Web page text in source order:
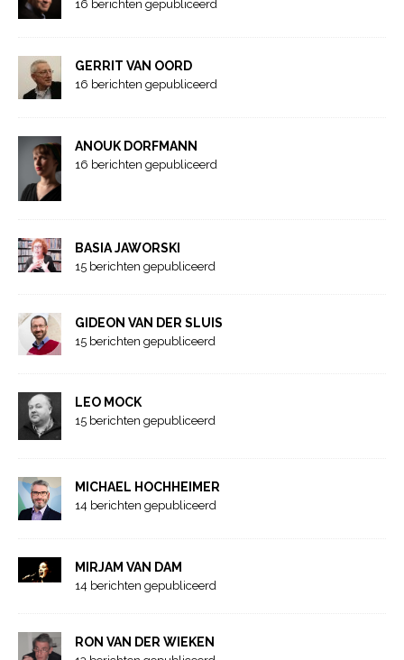
16 berichten gepubliceerd
GERRIT VAN OORD
16 berichten gepubliceerd
ANOUK DORFMANN
16 berichten gepubliceerd
BASIA JAWORSKI
15 berichten gepubliceerd
GIDEON VAN DER SLUIS
15 berichten gepubliceerd
LEO MOCK
15 berichten gepubliceerd
MICHAEL HOCHHEIMER
14 berichten gepubliceerd
MIRJAM VAN DAM
14 berichten gepubliceerd
RON VAN DER WIEKEN